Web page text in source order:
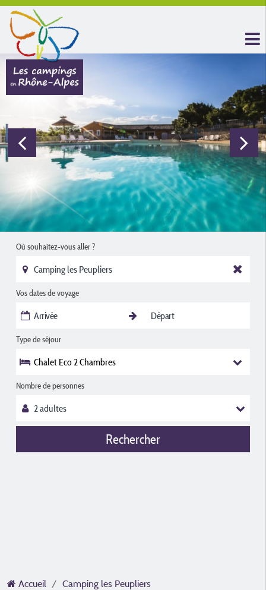
Où souhaitez-vous aller ?
Vos dates de voyage
Type de séjour
Chalet Eco 2 Chambres
Nombre de personnes
Rechercher
Accueil
Camping les Peupliers